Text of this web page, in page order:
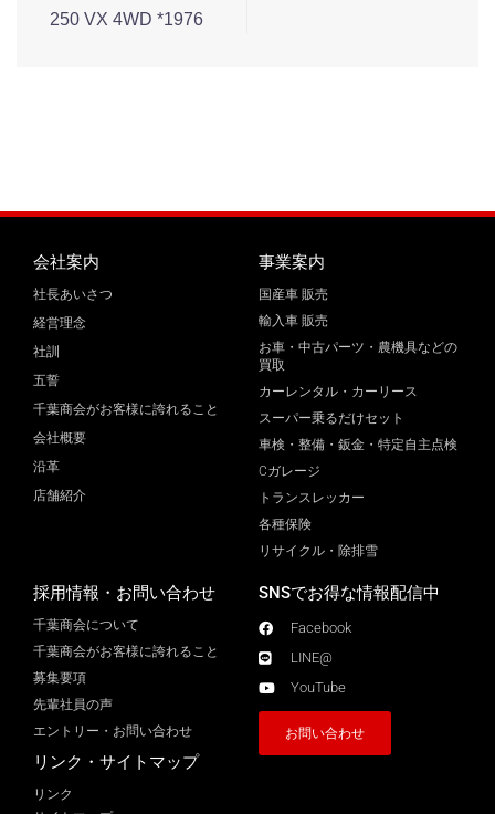
250 VX 4WD *1976
会社案内
社長あいさつ
経営理念
社訓
五誓
千葉商会がお客様に誇れること
会社概要
沿革
店舗紹介
事業案内
国産車 販売
輸入車 販売
お車・中古パーツ・農機具などの
買取
カーレンタル・カーリース
スーパー乗るだけセット
車検・整備・鈑金・特定自主点検
Cガレージ
トランスレッカー
各種保険
リサイクル・除排雪
採用情報・お問い合わせ
千葉商会について
千葉商会がお客様に誇れること​
募集要項
先輩社員の声
エントリー・お問い合わせ
リンク・サイトマップ
リンク
SNSでお得な情報配信中
Facebook
LINE@
YouTube
お問い合わせ